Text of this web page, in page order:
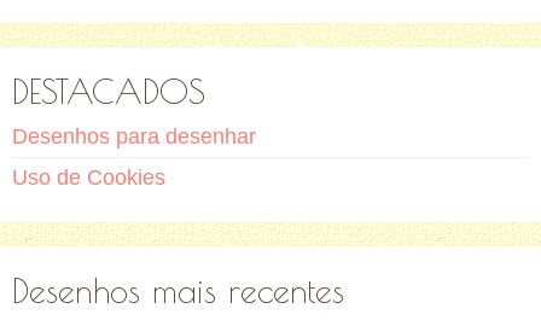
DESTACADOS
Desenhos para desenhar
Uso de Cookies
Desenhos mais recentes